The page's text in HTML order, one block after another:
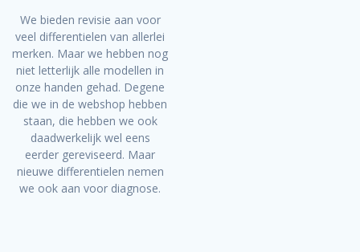
We bieden revisie aan voor
veel differentielen van allerlei
merken. Maar we hebben nog
niet letterlijk alle modellen in
onze handen gehad. Degene
die we in de webshop hebben
staan, die hebben we ook
daadwerkelijk wel eens
eerder gereviseerd. Maar
nieuwe differentielen nemen
we ook aan voor diagnose.